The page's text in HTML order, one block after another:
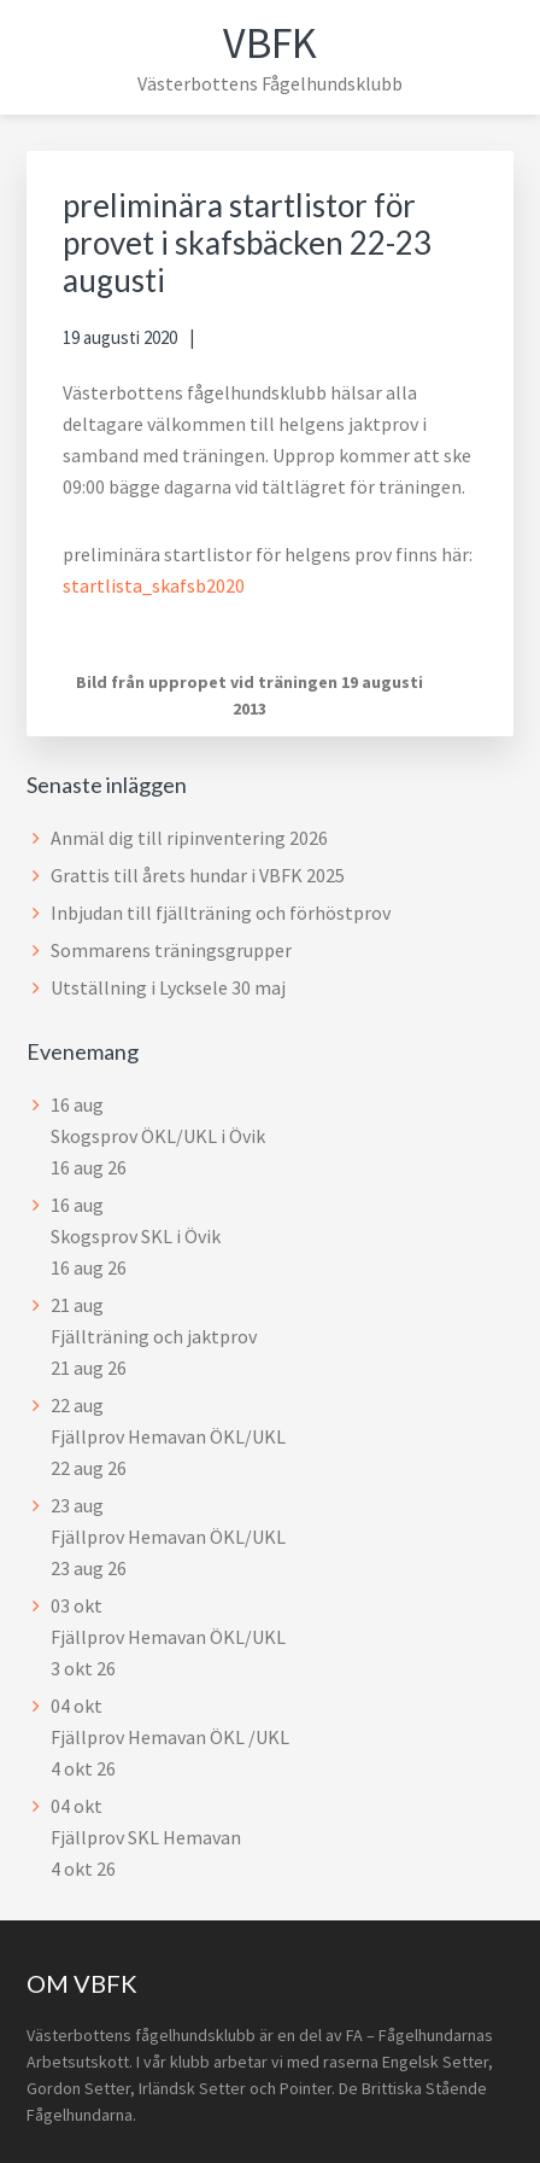
primära
VBFK
Västerbottens Fågelhundsklubb
preliminära startlistor för
provet i skafsbäcken 22-23
augusti
19 augusti 2020
Västerbottens fågelhundsklubb hälsar alla
deltagare välkommen till helgens jaktprov i
samband med träningen. Upprop kommer att ske
09:00 bägge dagarna vid tältlägret för träningen.
preliminära startlistor för helgens prov finns här:
startlista_skafsb2020
Bild från uppropet vid träningen 19 augusti
2013
sidofält
Senaste inläggen
Anmäl dig till ripinventering 2026
Grattis till årets hundar i VBFK 2025
Inbjudan till fjällträning och förhöstprov
Sommarens träningsgrupper
Utställning i Lycksele 30 maj
Evenemang
16 aug
Skogsprov ÖKL/UKL i Övik
16 aug 26
16 aug
Skogsprov SKL i Övik
16 aug 26
21 aug
Fjällträning och jaktprov
21 aug 26
22aug
Fjällprov Hemavan ÖKL/UKL
22 aug 26
23 aug
Fjällprov Hemavan ÖKL/UKL
23 aug 26
03 okt
Fjällprov Hemavan ÖKL/UKL
3 okt 26
04okt
Fjällprov Hemavan ÖKL /UKL
4 okt 26
04okt
Fjällprov SKL Hemavan
4 okt 26
Footer
OM VBFK
Västerbottens fågelhundsklubb är en del av FA – Fågelhundarnas
Arbetsutskott. I vår klubb arbetar vi med raserna Engelsk Setter,
Gordon Setter, Irländsk Setter och Pointer. De Brittiska Stående
Fågelhundarna.